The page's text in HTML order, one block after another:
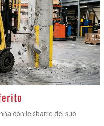
con le sbarre del suo